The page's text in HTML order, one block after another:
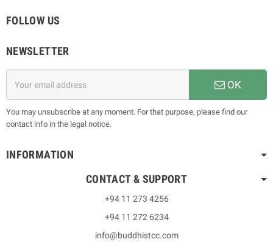
FOLLOW US
NEWSLETTER
OK
You may unsubscribe at any moment. For that purpose, please find our
contact info in the legal notice.
INFORMATION
CONTACT & SUPPORT
+94 11 273 4256
+94 11 272 6234
info@buddhistcc.com